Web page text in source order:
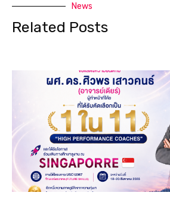
News
Related Posts